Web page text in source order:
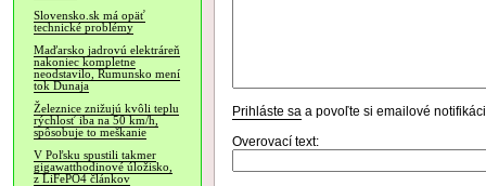
Slovensko.sk má opäť
technické problémy
Maďarsko jadrovú elektráreň
nakoniec kompletne
neodstavilo, Rumunsko mení
tok Dunaja
Železnice znižujú kvôli teplu
rýchlosť iba na 50 km/h,
spôsobuje to meškanie
V Poľsku spustili takmer
gigawatthodinové úložisko,
z LiFePO4 článkov
Prihláste sa a povoľte si emailové
Overovací text: